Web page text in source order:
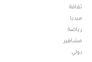
ثقافة
ميديا
رياضة
مشاهير
دولي